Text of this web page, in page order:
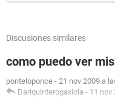
Discusiones similares
como puedo ver
ponteloponce - 21 nov 2009 a
Dariquinterogaxiola - 11 nov